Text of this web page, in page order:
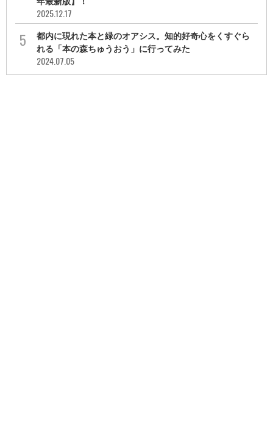
2025.12.17
都内に現れた本と緑のオアシス。知的好奇心をくすぐら
れる「本の森ちゅうおう」に行ってみた
2024.07.05